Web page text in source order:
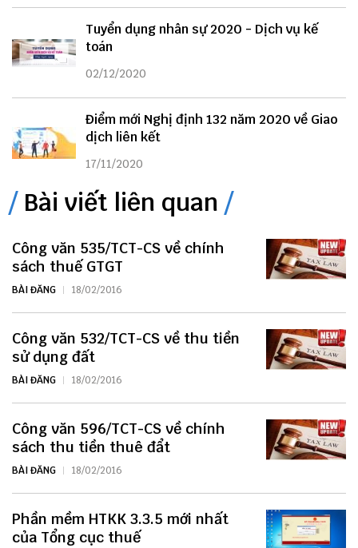
Tuyển dụng nhân sự 2020 - Dịch vụ kế
toán
02/12/2020
Điểm mới Nghị định 132 năm 2020 về Giao
dịch liên kết
17/11/2020
Bài viết liên quan
Công văn 535/TCT-CS về chính
sách thuế GTGT
BÀI ĐĂNG 18/02/2016
Công văn 532/TCT-CS về thu tiền
sử dụng đất
BÀI ĐĂNG 18/02/2016
Công văn 596/TCT-CS về chính
sách thu tiền thuê đẩt
BÀI ĐĂNG 18/02/2016
Phần mềm HTKK 3.3.5 mới nhất
của Tổng cục thuế